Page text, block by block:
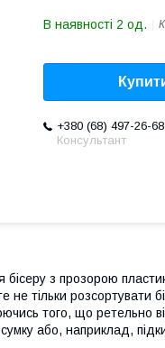
В наявності 2 од.
+380 (68) 497-26-68
Консультант
бісеру з прозорою
тільки розсортувати
того, що ретельно
або, наприклад,